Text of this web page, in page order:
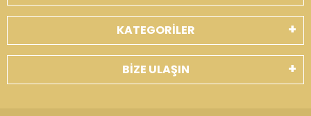
KATEGORİLER
BİZE ULAŞIN